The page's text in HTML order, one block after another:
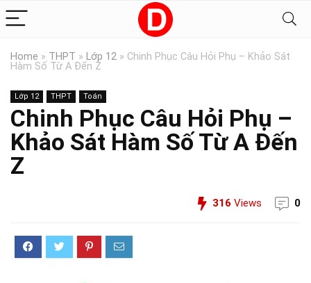
Home » THPT » Lớp 12 » Chinh Phục Câu Hỏi Phụ – Khảo Sát
Hàm Số Từ A Đến Z
Lớp 12 THPT Toán
Chinh Phục Câu Hỏi Phụ –
Khảo Sát Hàm Số Từ A Đến
Z
316 Views 0